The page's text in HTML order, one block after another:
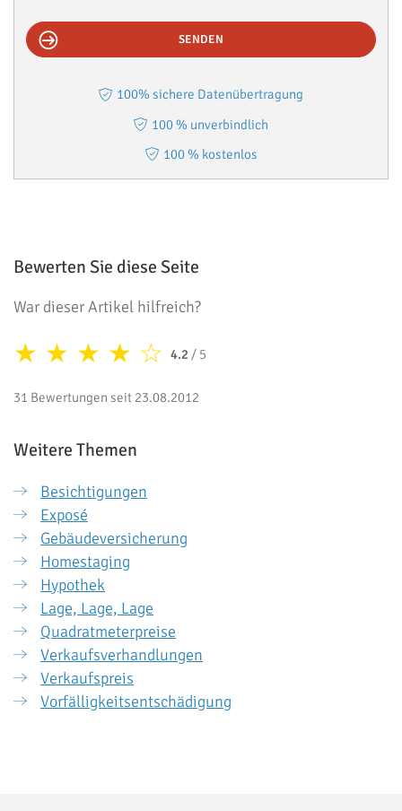
SENDEN
100% sichere Datenübertragung
100 % unverbindlich
100 % kostenlos
Bewerten Sie diese Seite
War dieser Artikel hilfreich?
☆
★
★
★
★ 4.2 / 5
31 Bewertungen seit 23.08.2012
Weitere Themen
Besichtigungen
Exposé
Gebäudeversicherung
Homestaging
Hypothek
Lage, Lage, Lage
Quadratmeterpreise
Verkaufsverhandlungen
Verkaufspreis
Vorfälligkeitsentschädigung